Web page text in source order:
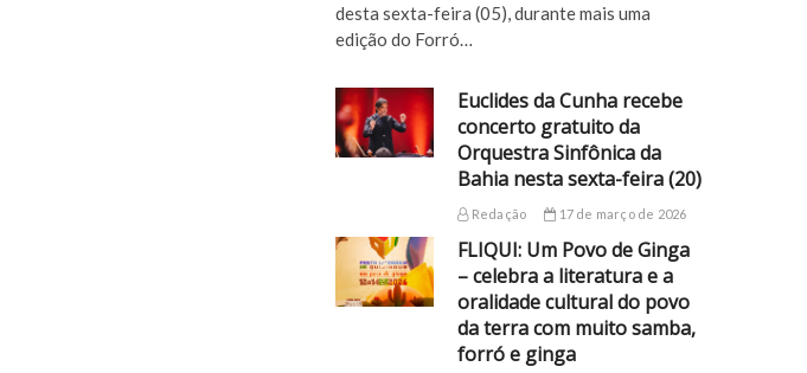
desta sexta-feira (05), durante mais uma
edição do Forró…
Euclides da Cunha recebe
concerto gratuito da
Orquestra Sinfônica da
Bahia nesta sexta-feira (20)
Redação 17 de março de 2026
FLIQUI: Um Povo de Ginga
– celebra a literatura e a
oralidade cultural do povo
da terra com muito samba,
forró e ginga